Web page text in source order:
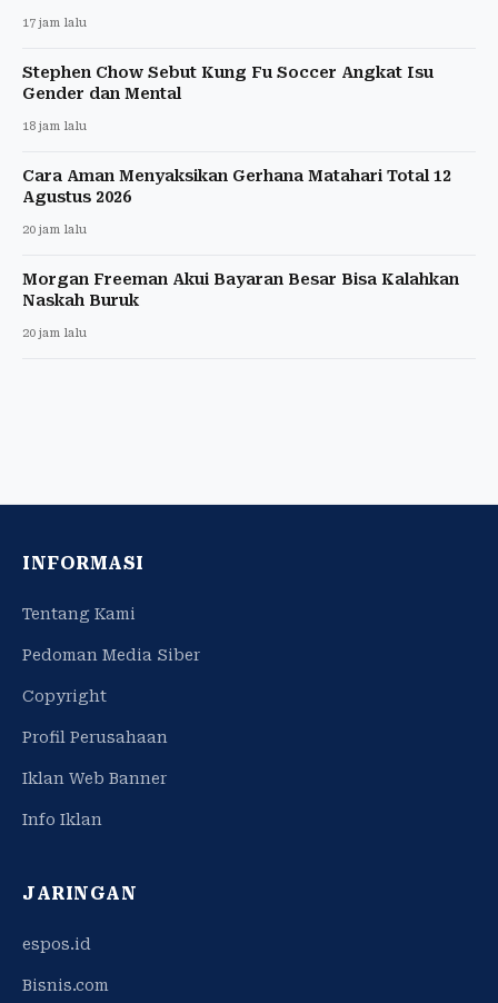
17 jam lalu
Stephen Chow Sebut Kung Fu Soccer Angkat Isu
Gender dan Mental
18 jam lalu
Cara Aman Menyaksikan Gerhana Matahari Total 12
Agustus 2026
20 jam lalu
Morgan Freeman Akui Bayaran Besar Bisa Kalahkan
Naskah Buruk
20 jam lalu
INFORMASI
Tentang Kami
Pedoman Media Siber
Copyright
Profil Perusahaan
Iklan Web Banner
Info Iklan
JARINGAN
espos.id
Bisnis.com